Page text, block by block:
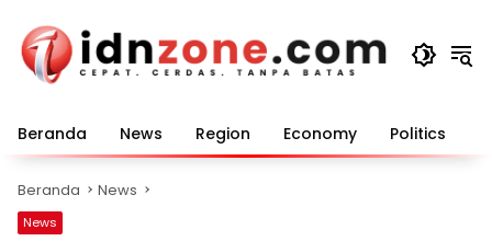
konten
Beranda News Region Economy Politics
Beranda News
News